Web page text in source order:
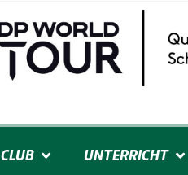
CLUB UNTERRICHT